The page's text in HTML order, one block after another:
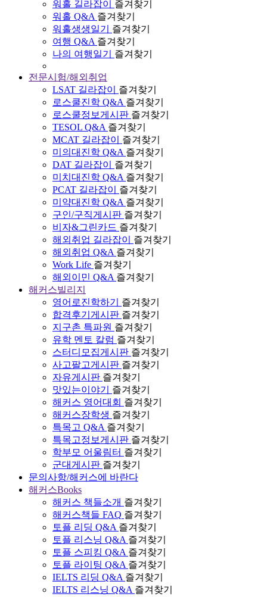
워홀 길라잡이
즐겨찾기
워홀 Q&A 즐겨찾기
워홀생생일기
즐겨찾기
여행 Q&A 즐겨찾기
나의 여행일기
즐겨찾기
전문시험/해외취업
LSAT 길라잡이
즐겨찾기
로스쿨진학 Q&A 즐겨찾기
로스쿨정보게시판 즐겨찾기
TESOL Q&A 즐겨찾기
MCAT 길라잡이
즐겨찾기
미의대진학 Q&A 즐겨찾기
DAT 길라잡이
즐겨찾기
미치대진학 Q&A 즐겨찾기
PCAT 길라잡이
즐겨찾기
미약대진학 Q&A 즐겨찾기
구인/구직게시판 즐겨찾기
비자&그린카드 즐겨찾기
해외취업 길라잡이
즐겨찾기
해외취업 Q&A 즐겨찾기
Work Life 즐겨찾기
해외이민 Q&A 즐겨찾기
해커스빌리지
영어로진학하기
즐겨찾기
합격후기게시판 즐겨찾기
지구촌 특파원 즐겨찾기
유학 멘토 칼럼 즐겨찾기
스터디모집게시판 즐겨찾기
사고팔고게시판 즐겨찾기
자유게시판 즐겨찾기
맛있는이야기
즐겨찾기
해커스 영어대회 즐겨찾기
해커스장학생 즐겨찾기
특목고 Q&A 즐겨찾기
특목고정보게시판 즐겨찾기
학부모 어울림터 즐겨찾기
군대게시판 즐겨찾기
문의사항/해커스에 바란다
해커스Books
해커스 책들소개 즐겨찾기
해커스책들 FAQ 즐겨찾기
토플 리딩 Q&A 즐겨찾기
토플 리스닝 Q&A 즐겨찾기
토플 스피킹 Q&A 즐겨찾기
토플 라이팅 Q&A 즐겨찾기
IELTS 리딩 Q&A 즐겨찾기
IELTS 리스닝 Q&A 즐겨찾기